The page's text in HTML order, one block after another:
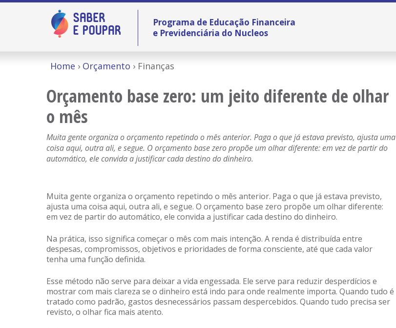
Programa de Educação Financeira
e Previdenciária do Nucleos
Home Orçamento Finanças
Orçamento base zero: um jeito diferente de olhar
o mês
Muita gente organiza o orçamento repetindo o mês anterior. Paga o que já estava previsto, ajusta uma
coisa aqui, outra ali, e segue. O orçamento base zero propõe um olhar diferente: em vez de partir do
automático, ele convida a justificar cada destino do dinheiro.
Muita gente organiza o orçamento repetindo o mês anterior. Paga o que já estava previsto,
ajusta uma coisa aqui, outra ali, e segue. O orçamento base zero propõe um olhar diferente:
em vez de partir do automático, ele convida a justificar cada destino do dinheiro.
Na prática, isso significa começar o mês com mais intenção. A renda é distribuída entre
despesas, compromissos, objetivos e prioridades de forma consciente, até que cada valor
tenha uma função definida.
Esse método não serve para deixar a vida engessada. Ele serve para reduzir desperdícios e
mostrar com mais clareza se o dinheiro está indo para onde realmente importa. Quando tudo é
tratado como padrão, gastos desnecessários passam despercebidos. Quando tudo precisa ser
revisto, o olhar fica mais atento.